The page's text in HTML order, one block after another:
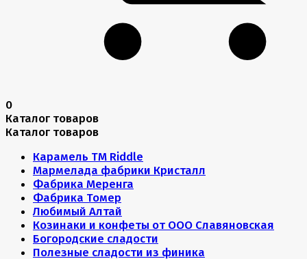
0
Каталог товаров
Каталог товаров
Карамель ТМ Riddle
Мармелада фабрики Кристалл
Фабрика Меренга
Фабрика Томер
Любимый Алтай
Козинаки и конфеты от ООО Славяновская
Богородские сладости
Полезные сладости из финика